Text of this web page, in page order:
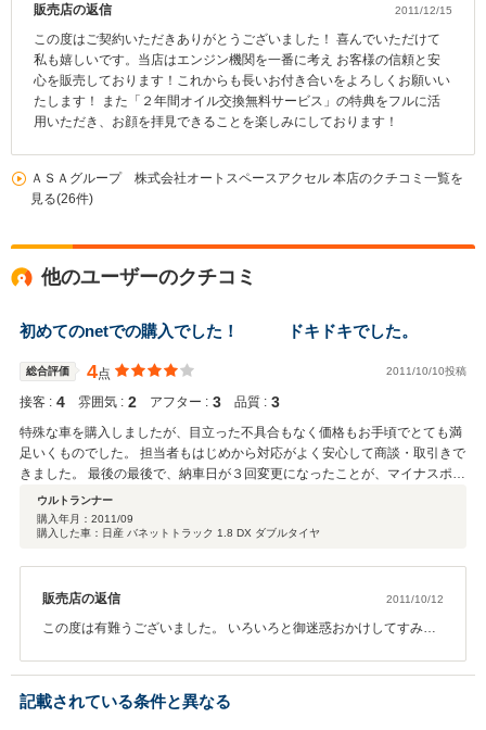
販売店の返信 2011/12/15
この度はご契約いただきありがとうございました！ 喜んでいただけて
私も嬉しいです。当店はエンジン機関を一番に考え お客様の信頼と安
心を販売しております！これからも長いお付き合いをよろしくお願いい
たします！ また「２年間オイル交換無料サービス」の特典をフルに活
用いただき、お顔を拝見できることを楽しみにしております！
ＡＳＡグループ 株式会社オートスペースアクセル 本店のクチコミ一覧を
見る(26件)
他のユーザーのクチコミ
初めてのnetでの購入でした！ ドキドキでした。
総合評価 4点 2011/10/10投稿
接客 : 4 雰囲気 : 2 アフター : 3 品質 : 3
特殊な車を購入しましたが、目立った不具合もなく価格もお手頃でとても満
足いくものでした。 担当者もはじめから対応がよく安心して商談・取引きで
きました。 最後の最後で、納車日が３回変更になったことが、マイナスポイ
ントですね。
ウルトランナー
購入年月： 2011/09
購入した車：日産 バネットトラック 1.8 DX ダブルタイヤ
販売店の返信 2011/10/12
この度は有難うございました。 いろいろと御迷惑おかけしてすみま
記載されている条件と異なる